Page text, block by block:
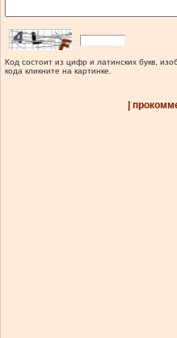
Код состоит из цифр и латинских букв,
кода кликните на картинке.
|